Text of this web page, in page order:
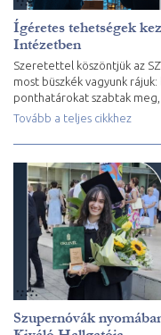
Ígéretes tehetségek
Intézetben
Szeretettel köszöntjük az
most büszkék vagyunk
ponthatárokat szabtak
Tovább a teljes cikkhez
Szupernóvák